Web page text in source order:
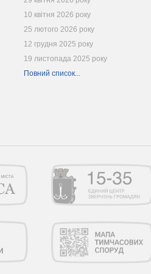
10 квітня 2026 року
25 лютого 2026 року
12 грудня 2025 року
19 листопада 2025 року
Повний список...